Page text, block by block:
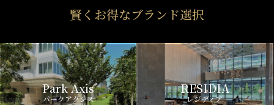
賢くお得なブランド選択
Park Axis
パークアクシス
RESIDIA
レジディア